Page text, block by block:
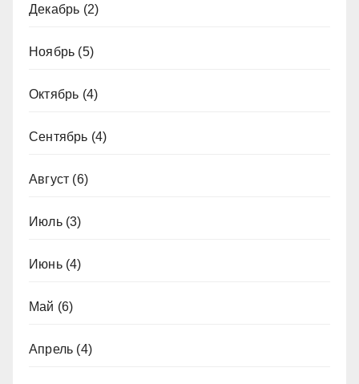
Декабрь (2)
Ноябрь (5)
Октябрь (4)
Сентябрь (4)
Август (6)
Июль(3)
Июнь(4)
Май (6)
Апрель (4)